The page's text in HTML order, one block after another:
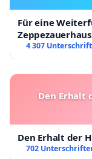
Für eine
Zeppezauerhaus
4 307
Den Erhalt
Den Erhalt der
702